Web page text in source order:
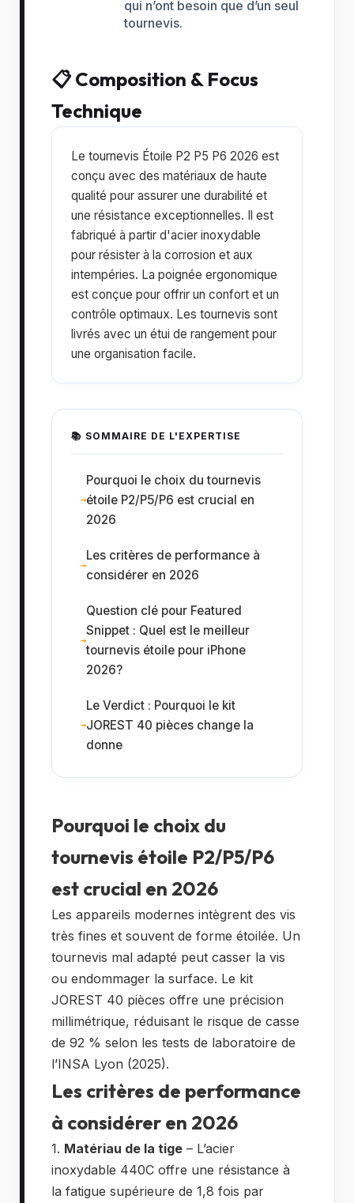
qui n’ont besoin que d’un seul
tournevis.
📋 Composition & Focus
Technique
Le tournevis Étoile P2 P5 P6 2026 est
conçu avec des matériaux de haute
qualité pour assurer une durabilité et
une résistance exceptionnelles. Il est
fabriqué à partir d'acier inoxydable
pour résister à la corrosion et aux
intempéries. La poignée ergonomique
est conçue pour offrir un confort et un
contrôle optimaux. Les tournevis sont
livrés avec un étui de rangement pour
une organisation facile.
📚 SOMMAIRE DE L'EXPERTISE
Pourquoi le choix du tournevis
étoile P2/P5/P6 est crucial en
2026
Les critères de performance à
considérer en 2026
Question clé pour Featured
Snippet : Quel est le meilleur
tournevis étoile pour iPhone
2026?
Le Verdict : Pourquoi le kit
JOREST 40 pièces change la
donne
Pourquoi le choix du
tournevis étoile P2/P5/P6
est crucial en 2026
Les appareils modernes intègrent des vis
très fines et souvent de forme étoilée. Un
tournevis mal adapté peut casser la vis
ou endommager la surface. Le kit
JOREST 40 pièces offre une précision
millimétrique, réduisant le risque de casse
de 92 % selon les tests de laboratoire de
l’INSA Lyon (2025).
Les critères de performance
à considérer en 2026
1. Matériau de la tige – L’acier
inoxydable 440C offre une résistance à
la fatigue supérieure de 1,8 fois par